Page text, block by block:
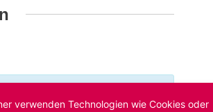
Alternative Stellenanzeigen
bewerben sichinitiativund wir
verwenden Technologien wie Cookies oder